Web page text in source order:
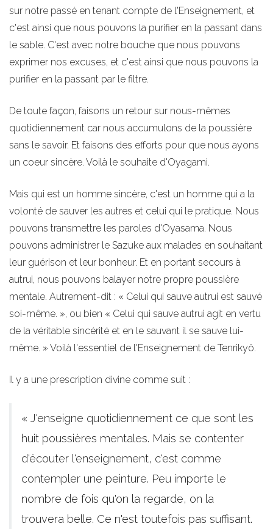
sur notre passé en tenant compte de l'Enseignement, et
c'est ainsi que nous pouvons la purifier en la passant dans
le sable. C'est avec notre bouche que nous pouvons
exprimer nos excuses, et c'est ainsi que nous pouvons la
purifier en la passant par le filtre.
De toute façon, faisons un retour sur nous-mêmes
quotidiennement car nous accumulons de la poussière
sans le savoir. Et faisons des efforts pour que nous ayons
un coeur sincère. Voilà le souhaite d'Oyagami.
Mais qui est un homme sincère, c'est un homme qui a la
volonté de sauver les autres et celui qui le pratique. Nous
pouvons transmettre les paroles d'Oyasama. Nous
pouvons administrer le Sazuke aux malades en souhaitant
leur guérison et leur bonheur. Et en portant secours à
autrui, nous pouvons balayer notre propre poussière
mentale. Autrement-dit : « Celui qui sauve autrui est sauvé
soi-même. », ou bien « Celui qui sauve autrui agit en vertu
de la véritable sincérité et en le sauvant il se sauve lui-
même. » Voilà l'essentiel de l'Enseignement de Tenrikyô.
Il y a une prescription divine comme suit :
« J'enseigne quotidiennement ce que sont les
huit poussières mentales. Mais se contenter
d'écouter l'enseignement, c'est comme
contempler une peinture. Peu importe le
nombre de fois qu'on la regarde, on la
trouvera belle. Ce n'est toutefois pas suffisant.